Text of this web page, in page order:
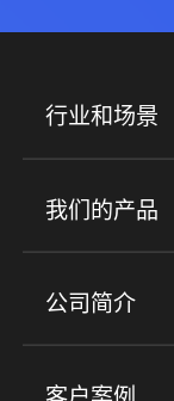
行业和场景
行业解决方案
培训机构
金融行业
我们的产品
产品
小程序商城
公司简介